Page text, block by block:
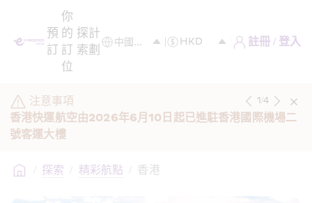
預
訂
你
的
訂
位
探
索
計
劃
註冊 / 登入
注意事項
香港快運航空由2026年6月10日起已進駐香港國際機場二
號客運大樓
1/4
/ 探索 / 精彩航點 / 香港